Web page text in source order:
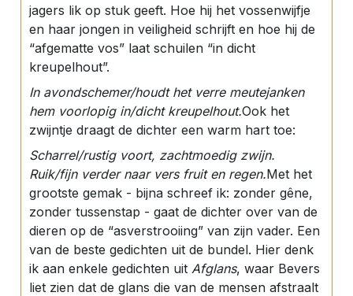
jagers lik op stuk geeft. Hoe hij het vossenwijfje
en haar jongen in veiligheid schrijft en hoe hij de
“afgematte vos” laat schuilen “in dicht
kreupelhout”.
In avondschemer/houdt het verre meutejanken
hem voorlopig in/dicht kreupelhout.Ook het
zwijntje draagt de dichter een warm hart toe:
Scharrel/rustig voort, zachtmoedig zwijn.
Ruik/fijn verder naar vers fruit en regen.Met het
grootste gemak - bijna schreef ik: zonder gêne,
zonder tussenstap - gaat de dichter over van de
dieren op de “asverstrooiing” van zijn vader. Een
van de beste gedichten uit de bundel. Hier denk
ik aan enkele gedichten uit Afglans, waar Bevers
liet zien dat de glans die van de mensen afstraalt